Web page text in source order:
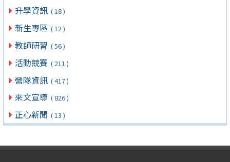
升學資訊 ( 18 )
新生專區 ( 12 )
教師研習 ( 56 )
活動競賽 ( 211 )
營隊資訊 ( 417 )
來文宣導 ( 826 )
正心新聞 ( 13 )